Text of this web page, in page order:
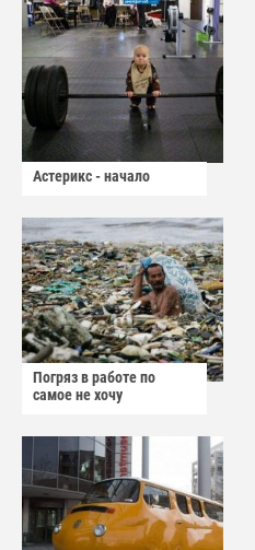
Астерикс - начало
Погряз в работе по
самое не хочу